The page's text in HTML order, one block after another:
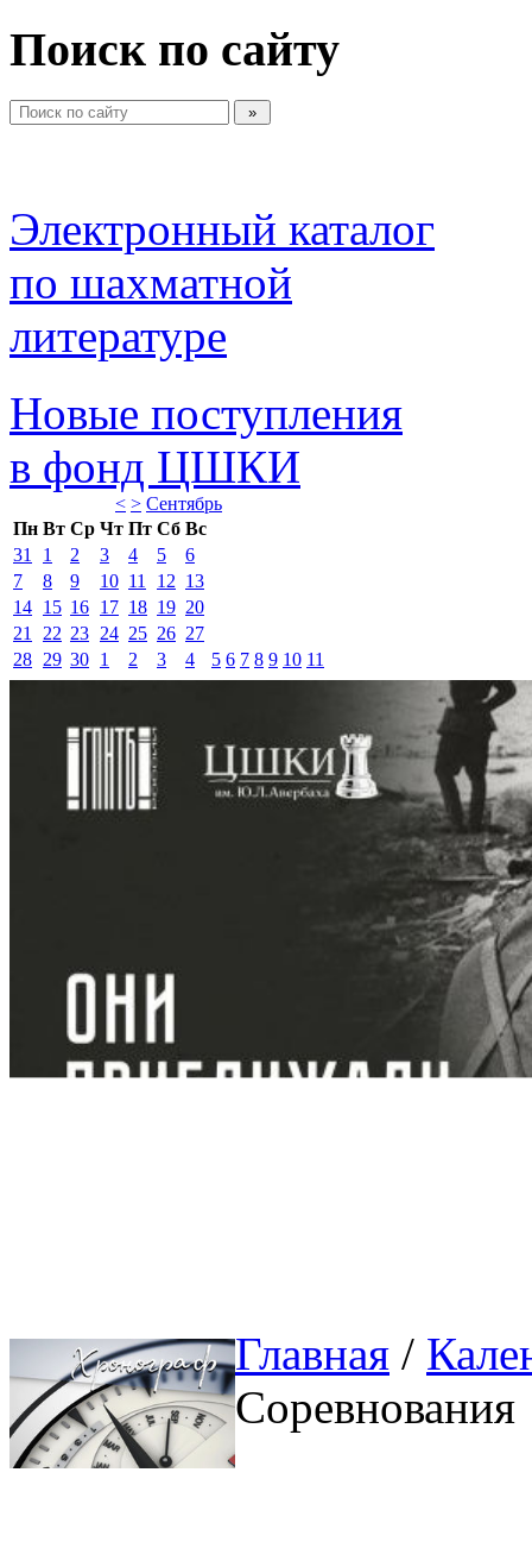
Поиск по сайту
Электронный каталог
по шахматной
литературе
Новые поступления
в фонд ЦШКИ
< > Сентябрь
Пн Вт Ср Чт Пт Сб Вс
31
1 2 3 4 5
6
7
8 9 10 11 12 13
14 15 16 17 18 19 20
21
22 23 24 25 26 27
28 29 30 1 2 3 4 5 6 7 8 9 10 11
Главная /
Соревнования